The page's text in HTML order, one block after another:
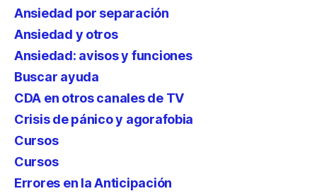
Ansiedad por separación
Ansiedad y otros
Ansiedad: avisos y funciones
Buscar ayuda
CDA en otros canales de TV
Crisis de pánico y agorafobia
Cursos
Cursos
Errores en la Anticipación